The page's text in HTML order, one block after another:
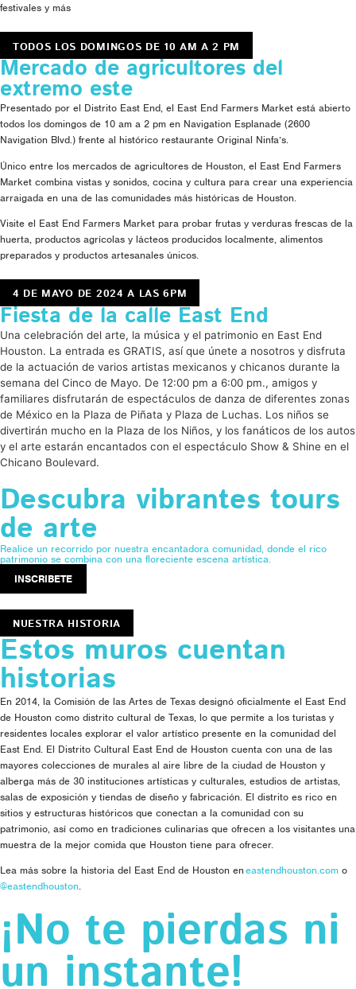
festivales y más
TODOS LOS DOMINGOS DE 10 AM A 2 PM
Mercado de agricultores del
extremo este
Presentado por el Distrito East End, el East End Farmers Market está abierto
todos los domingos de 10 am a 2 pm en Navigation Esplanade (2600
Navigation Blvd.) frente al histórico restaurante Original Ninfa’s.
Único entre los mercados de agricultores de Houston, el East End Farmers
Market combina vistas y sonidos, cocina y cultura para crear una experiencia
arraigada en una de las comunidades más históricas de Houston.
Visite el East End Farmers Market para probar frutas y verduras frescas de la
huerta, productos agrícolas y lácteos producidos localmente, alimentos
preparados y productos artesanales únicos.
4 DE MAYO DE 2024 A LAS 6PM
Fiesta de la calle East End
Una celebración del arte, la música y el patrimonio en East End
Houston. La entrada es GRATIS, así que únete a nosotros y disfruta
de la actuación de varios artistas mexicanos y chicanos durante la
semana del Cinco de Mayo. De 12:00 pm a 6:00 pm., amigos y
familiares disfrutarán de espectáculos de danza de diferentes zonas
de México en la Plaza de Piñata y Plaza de Luchas. Los niños se
divertirán mucho en la Plaza de los Niños, y los fanáticos de los autos
y el arte estarán encantados con el espectáculo Show & Shine en el
Chicano Boulevard.
Descubra vibrantes tours
de arte
Realice un recorrido por nuestra encantadora comunidad, donde el rico
patrimonio se combina con una floreciente escena artística.
INSCRIBETE
NUESTRA HISTORIA
Estos muros cuentan
historias
En 2014, la Comisión de las Artes de Texas designó oficialmente el East End
de Houston como distrito cultural de Texas, lo que permite a los turistas y
residentes locales explorar el valor artístico presente en la comunidad del
East End. El Distrito Cultural East End de Houston cuenta con una de las
mayores colecciones de murales al aire libre de la ciudad de Houston y
alberga más de 30 instituciones artísticas y culturales, estudios de artistas,
salas de exposición y tiendas de diseño y fabricación. El distrito es rico en
sitios y estructuras históricos que conectan a la comunidad con su
patrimonio, así como en tradiciones culinarias que ofrecen a los visitantes una
muestra de la mejor comida que Houston tiene para ofrecer.
Lea más sobre la historia del East End de Houston eneastendhouston.com o
@eastendhouston.
¡No te pierdas ni
un instante!